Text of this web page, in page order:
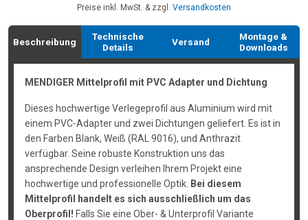
Preise inkl. MwSt. & zzgl. Versandkosten
Beschreibung
Technische
Details
Versand
Montage &
Downloads
MENDIGER Mittelprofil mit PVC Adapter und Dichtung
Dieses hochwertige Verlegeprofil aus Aluminium wird mit
einem PVC-Adapter und zwei Dichtungen geliefert. Es ist in
den Farben Blank, Weiß (RAL 9016), und Anthrazit
verfügbar. Seine robuste Konstruktion uns das
ansprechende Design verleihen Ihrem Projekt eine
hochwertige und professionelle Optik. Bei diesem
Mittelprofil handelt es sich ausschließlich um das
Oberprofil! Falls Sie eine Ober- & Unterprofil Variante